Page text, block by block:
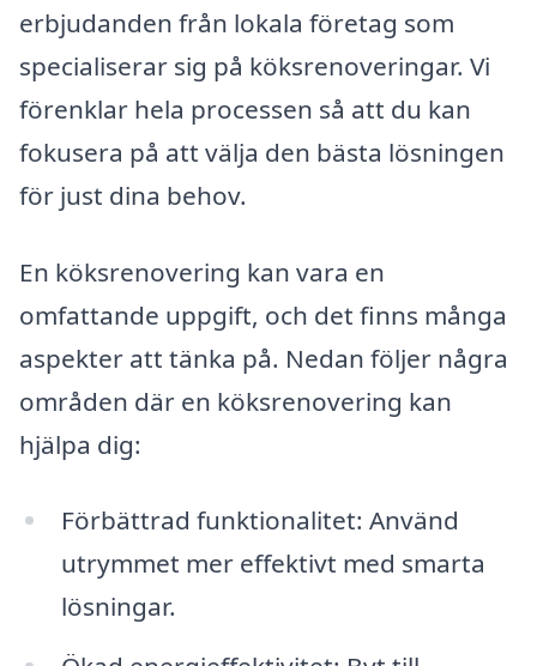
erbjudanden från lokala företag som
specialiserar sig på köksrenoveringar. Vi
förenklar hela processen så att du kan
fokusera på att välja den bästa lösningen
för just dina behov.
En köksrenovering kan vara en
omfattande uppgift, och det finns många
aspekter att tänka på. Nedan följer några
områden där en köksrenovering kan
hjälpa dig:
Förbättrad funktionalitet: Använd
utrymmet mer effektivt med smarta
lösningar.